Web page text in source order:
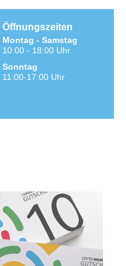
Öffnungszeiten
Montag - Samstag
10:00 - 18:00 Uhr
Sonntag
11:00-17:00 Uhr